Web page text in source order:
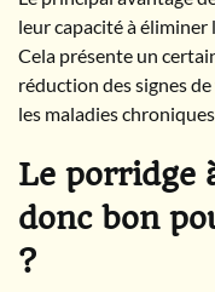
leur capacité à éliminer
Cela présente un
réduction des signes
les maladies
Le porridge
donc bon
?